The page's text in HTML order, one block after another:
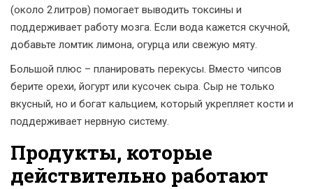
(около 2 литров) помогает выводить токсины и
поддерживает работу мозга. Если вода кажется скучной,
добавьте ломтик лимона, огурца или свежую мяту.
Большой плюс – планировать перекусы. Вместо чипсов
берите орехи, йогурт или кусочек сыра. Сыр не только
вкусный, но и богат кальцием, который укрепляет кости и
поддерживает нервную систему.
Продукты, которые
действительно работают